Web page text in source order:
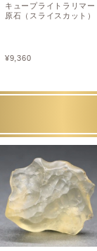
キュープライトラリマー
原石（スライスカット）
¥9,360